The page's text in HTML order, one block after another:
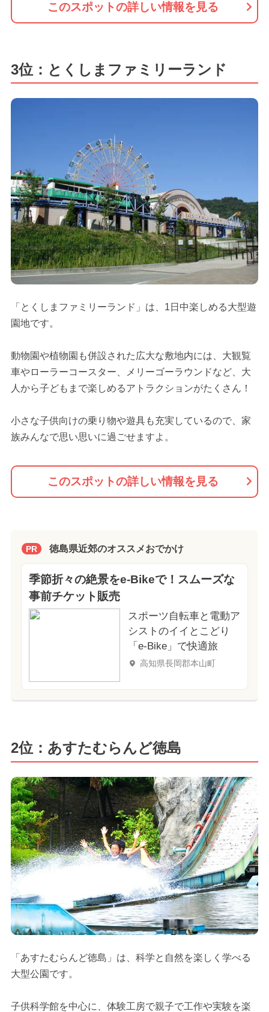
このスポットの詳しい情報を見る
3位：とくしまファミリーランド
「とくしまファミリーランド」は、1日中楽しめる大型遊
園地です。
動物園や植物園も併設された広大な敷地内には、大観覧
車やローラーコースター、メリーゴーラウンドなど、大
人から子どもまで楽しめるアトラクションがたくさん！
小さな子供向けの乗り物や遊具も充実しているので、家
族みんなで思い思いに過ごせますよ。
このスポットの詳しい情報を見る
PR 徳島県近郊のオススメおでかけ
季節折々の絶景をe-Bikeで！スムーズな
事前チケット販売
スポーツ自転車と電動ア
シストのイイとこどり
「e-Bike」で快適旅
高知県長岡郡本山町
2位：あすたむらんど徳島
「あすたむらんど徳島」は、科学と自然を楽しく学べる
大型公園です。
子供科学館を中心に、体験工房で親子で工作や実験を楽